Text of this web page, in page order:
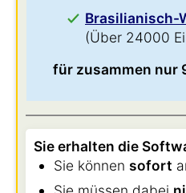
Brasilianisch-
(Über 24000
für zusammen nur
Sie erhalten die
Sie können sofort